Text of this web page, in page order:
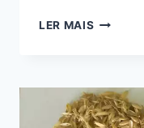
LER MAIS COMO
CARVÃO
PARA